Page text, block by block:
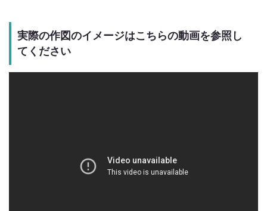
実際の作図のイメージはこちらの動画を参照し
てください